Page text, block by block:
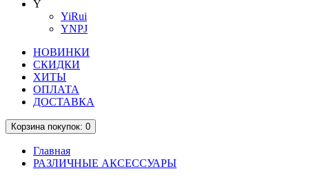
Y
YiRui
YNPJ
НОВИНКИ
СКИДКИ
ХИТЫ
ОПЛАТА
ДОСТАВКА
Корзинапокупок: 0
Главная
РАЗЛИЧНЫЕ АКСЕССУАРЫ